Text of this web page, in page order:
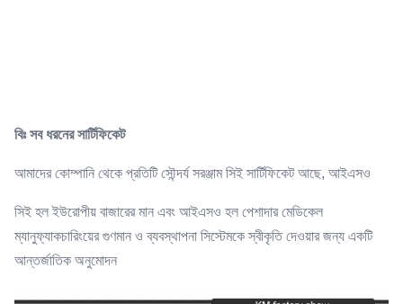
বিঃ সব ধরনের সার্টিফিকেট
আমাদের কোম্পানি থেকে প্রতিটি সৌন্দর্য সরঞ্জাম সিই সার্টিফিকেট আছে, আইএসও
সিই হল ইউরোপীয় বাজারের মান এবং আইএসও হল পেশাদার মেডিকেল
ম্যানুফ্যাকচারিংয়ের গুণমান ও ব্যবস্থাপনা সিস্টেমকে স্বীকৃতি দেওয়ার জন্য একটি
আন্তর্জাতিক অনুমোদন